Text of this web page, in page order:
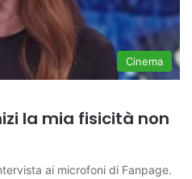
Cinema
la mia fisicità non
ai microfoni di Fanpage.